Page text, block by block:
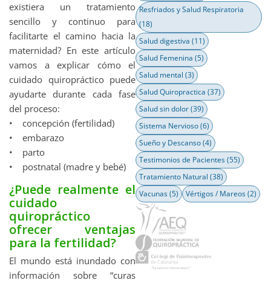
existiera un tratamiento
sencillo y continuo para
facilitarte el camino hacia la
maternidad? En este artículo
vamos a explicar cómo el
cuidado quiropráctico puede
ayudarte durante cada fase
del proceso:
• concepción (fertilidad)
• embarazo
• parto
• postnatal (madre y bebé)
¿Puede realmente el
cuidado
quiropráctico
ofrecer ventajas
para la fertilidad?
El mundo está inundado con
información sobre “curas
Resfriados y Salud Respiratoria
(18)
Salud digestiva (11)
Salud Femenina (5)
Salud mental (3)
Salud Quiropractica (37)
Salud sin dolor(39)
Sistema Nervioso(6)
Sueño y Descanso(4)
Testimonios de Pacientes(55)
Tratamiento Natural (38)
Vacunas(5) Vértigos / Mareos(2)